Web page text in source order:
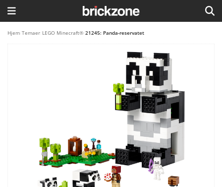
HJEM
Hjem Temaer LEGO Minecraft® 21245: Panda-reservatet